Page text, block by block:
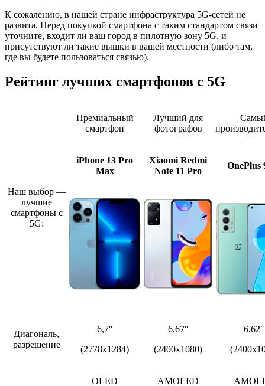
К сожалению, в нашей стране инфраструктура 5G-сетей не
развита. Перед покупкой смартфона с таким стандартом связи
уточните, входит ли ваш город в пилотную зону 5G, и
присутствуют ли такие вышки в вашей местности (либо там,
где вы будете пользоваться связью).
Рейтинг лучших смартфонов с 5G
Наш выбор —
лучшие
смартфоны с
5G:
Премиальный
смартфон
Лучший для
фотографов
iPhone 13 Pro
Max
Xiaomi Redmi
Note 11 Pro
OnePlus
Диагональ,
разрешение
6,7″
(2778x1284)
6,67″
(2400х1080)
6,62″
OLED
AMOLED